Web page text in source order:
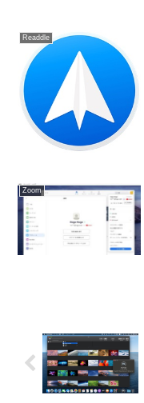
Readdle
Zoom